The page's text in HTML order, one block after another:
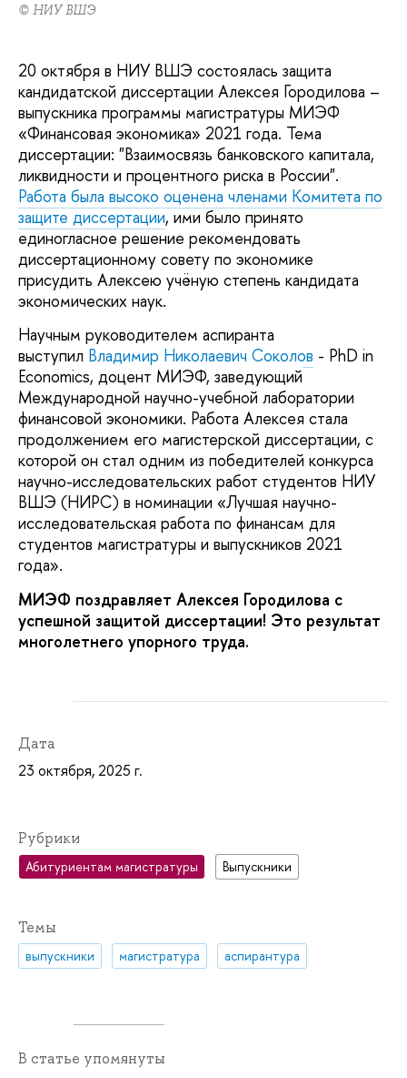
© НИУ ВШЭ
20 октября в НИУ ВШЭ состоялась защита
кандидатской диссертации Алексея Городилова –
выпускника программы магистратуры МИЭФ
«Финансовая экономика» 2021 года. Тема
диссертации: "Взаимосвязь банковского капитала,
ликвидности и процентного риска в России".
Работа была высоко оценена членами Комитета по
защите диссертации, ими было принято
единогласное решение рекомендовать
диссертационному совету по экономике
присудить Алексею учёную степень кандидата
экономических наук.
Научным руководителем аспиранта
выступил Владимир Николаевич Соколов - PhD in
Economics, доцент МИЭФ, заведующий
Международной научно-учебной лаборатории
финансовой экономики. Работа Алексея стала
продолжением его магистерской диссертации, с
которой он стал одним из победителей конкурса
научно-исследовательских работ студентов НИУ
ВШЭ (НИРС) в номинации «Лучшая научно-
исследовательская работа по финансам для
студентов магистратуры и выпускников 2021
года».
МИЭФ поздравляет Алексея Городилова с
успешной защитой диссертации! Это результат
многолетнего упорного труда.
Дата
23 октября, 2025 г.
Рубрики
Абитуриентам магистратуры Выпускники
Темы
выпускники магистратура аспирантура
В статье упомянуты